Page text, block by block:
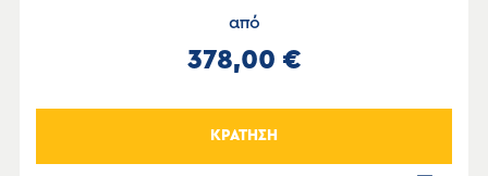
από
378,00 €
ΚΡΑΤΗΣΗ